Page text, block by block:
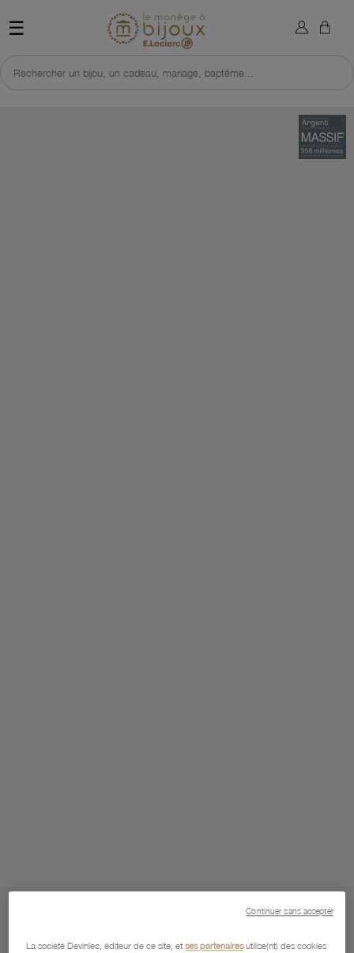
☰ Retour à l'accueil du site
Rechercher un bijou, un cadeau, mariage, baptême...
×
La société Devinlec, éditeur de ce site, etses partenairesutilise(nt) des cookies
Continuer sans accepter